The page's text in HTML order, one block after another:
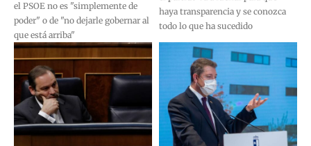
el PSOE no es "simplemente de
poder" o de "no dejarle gobernar al
que está arriba"
haya transparencia y se conozca
todo lo que ha sucedido